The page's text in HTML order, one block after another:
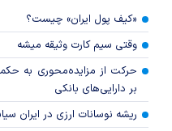
«کیف پول ایران» چیست؟
وقتی سیم کارت وثیقه میشه
حرکت از مزایده‌محوری به
بر دارایی‌های بانکی
ریشه نوسانات ارزی در ایران